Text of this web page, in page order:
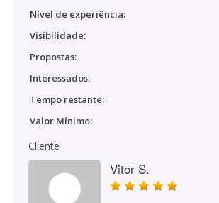
Nível de experiência:
Visibilidade:
Propostas:
Interessados:
Tempo restante:
Valor Mínimo:
Cliente
Vitor S.